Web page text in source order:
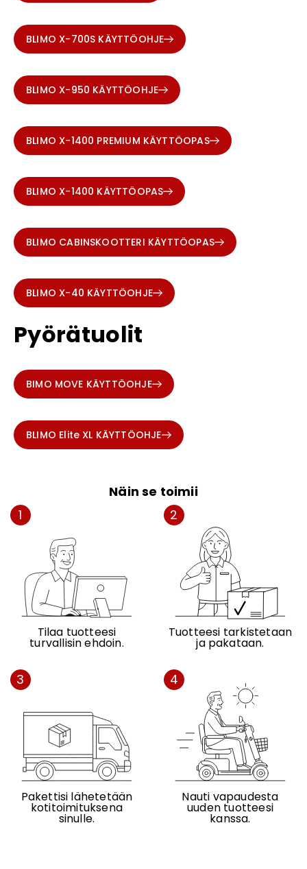
BLIMO X-700S KÄYTTÖOHJE
BLIMO X-950 KÄYTTÖOHJE
BLIMO X-1400 PREMIUM KÄYTTÖOPAS
BLIMO X-1400 KÄYTTÖOPAS
BLIMO CABINSKOOTTERI KÄYTTÖOPAS
BLIMO X-40 KÄYTTÖOHJE
Pyörätuolit
BIMO MOVE KÄYTTÖOHJE
BLIMO Elite XL KÄYTTÖOHJE
Näin se toimii
1
Tilaa tuotteesi
turvallisin ehdoin.
2
Tuotteesi tarkistetaan
ja pakataan.
3
Pakettisi lähetetään
kotitoimituksena
sinulle.
4
Nauti vapaudesta
uuden tuotteesi
kanssa.